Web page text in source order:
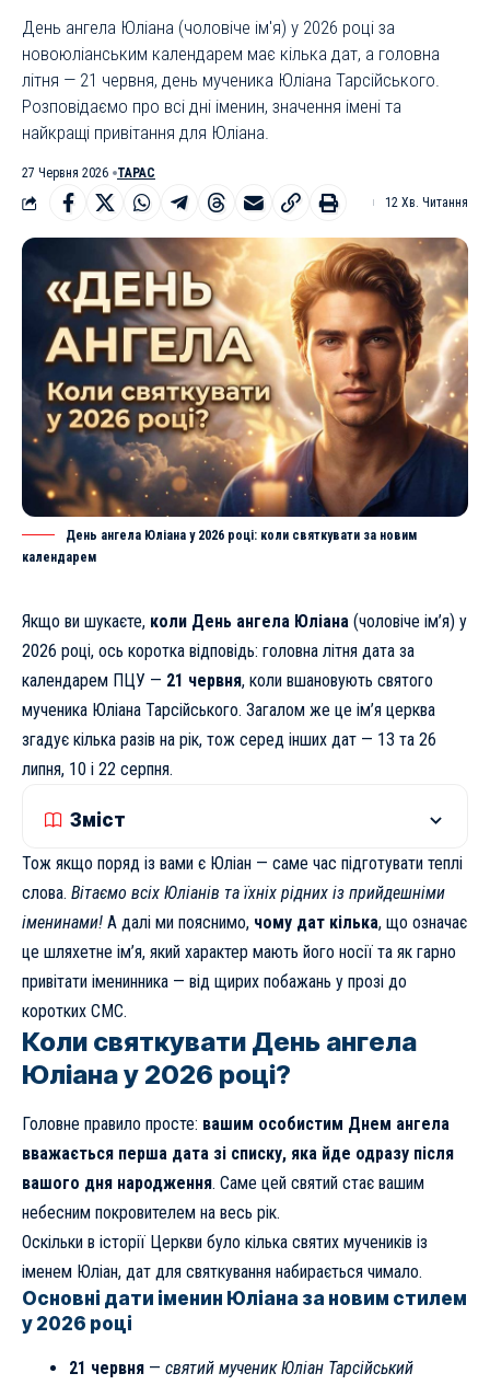
День ангела Юліана (чоловіче ім'я) у 2026 році за
новоюліанським календарем має кілька дат, а головна
літня — 21 червня, день мученика Юліана Тарсійського.
Розповідаємо про всі дні іменин, значення імені та
найкращі привітання для Юліана.
27 Червня 2026
ТАРАС
12 Хв. Читання
День ангела Юліана у 2026 році: коли святкувати за новим
календарем
Якщо ви шукаєте, коли День ангела Юліана (чоловіче ім’я) у
2026 році, ось коротка відповідь: головна літня дата за
календарем ПЦУ — 21 червня, коли вшановують святого
мученика Юліана Тарсійського. Загалом же це ім’я церква
згадує кілька разів на рік, тож серед інших дат — 13 та 26
липня, 10 і 22 серпня.
Зміст
Тож якщо поряд із вами є Юліан — саме час підготувати теплі
слова. Вітаємо всіх Юліанів та їхніх рідних із прийдешніми
іменинами! А далі ми пояснимо, чому дат кілька, що означає
це шляхетне ім’я, який характер мають його носії та як гарно
привітати іменинника — від щирих побажань у прозі до
коротких СМС.
Коли святкувати День ангела
Юліана у 2026 році?
Головне правило просте: вашим особистим Днем ангела
вважається перша дата зі списку, яка йде одразу після
вашого дня народження. Саме цей святий стає вашим
небесним покровителем на весь рік.
Оскільки в історії Церкви було кілька святих мучеників із
іменем Юліан, дат для святкування набирається чимало.
Основні дати іменин Юліана за новим стилем
у 2026 році
21 червня— святий мученик Юліан Тарсійський